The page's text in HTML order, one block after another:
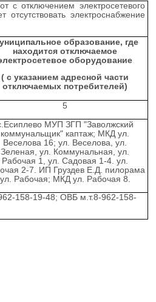
с отключением электросетевого
электроснабжение
образование, где
находится отключаемое
оборудование
( с указанием адресной части
отключаемых потребителей)
5
МУП ЗГП "Заволжский
коммунальщик" каптаж; МКД ул.
Веселова 16; ул. Веселова, ул.
Зеленая, ул. Коммунальная, ул.
Рабочая 1, ул. Садовая 1-4. ул.
2-7. ИП Груздев Е.Д. пилорама
ул. Рабочая; МКД ул. Рабочая 8.
158-19-48; ОВБ м.т.8-962-158-